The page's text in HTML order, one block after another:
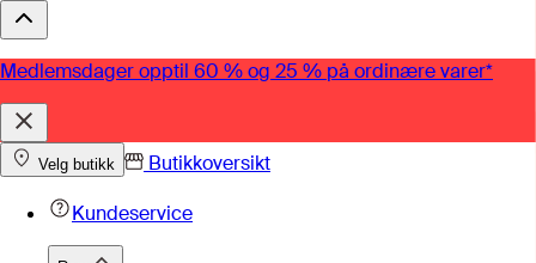
Medlemsdager opptil 60 % og 25 % på ordinære varer*
Velg butikk
Butikkoversikt
Kundeservice